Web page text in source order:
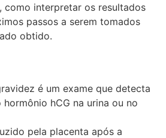
como interpretar os resultados
passos a serem tomados
obtido.
é um exame que detecta
hormônio hCG na urina ou no
pela placenta após a